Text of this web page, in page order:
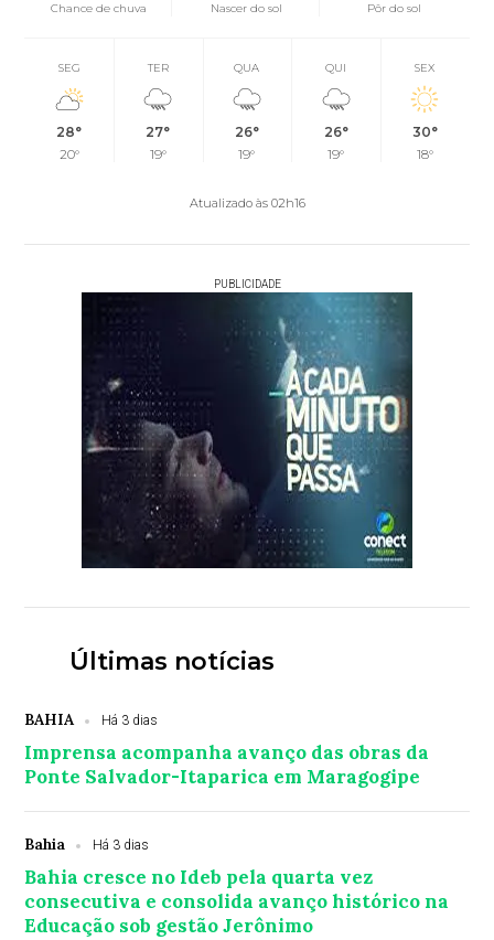
Chance de chuva
Nascer do sol Pôr do sol
SEG
28°
20°
TER
27°
19°
QUA
26°
19°
QUI
26°
19°
SEX
30°
18°
Atualizado às 02h16
PUBLICIDADE
Últimas notícias
BAHIA Há 3 dias
Imprensa acompanha avanço das obras da
Ponte Salvador-Itaparica em Maragogipe
Bahia Há 3 dias
Bahia cresce no Ideb pela quarta vez
consecutiva e consolida avanço histórico na
Educação sob gestão Jerônimo